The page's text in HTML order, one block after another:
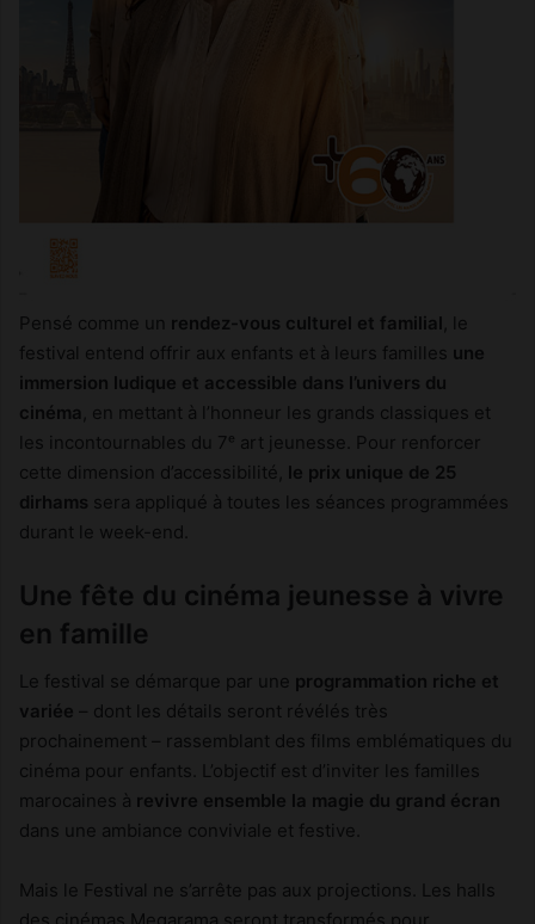
Pensé comme un rendez-vous culturel et familial , le
festival entend offrir aux enfants et à leurs familles une
immersion ludique et accessible dans l’univers du
cinéma , en mettant à l’honneur les grands classiques et
les incontournables du 7ᵉ art jeunesse. Pour renforcer
cette dimension d’accessibilité, le prix unique de 25
dirhams sera appliqué à toutes les séances programmées
durant le week-end.
Une fête du cinéma jeunesse à vivre
en famille
Le festival se démarque par une programmation riche et
variée – dont les détails seront révélés très
prochainement – rassemblant des films emblématiques du
cinéma pour enfants. L’objectif est d’inviter les familles
marocaines à revivre ensemble la magie du grand écran
dans une ambiance conviviale et festive.
Mais le Festival ne s’arrête pas aux projections. Les halls